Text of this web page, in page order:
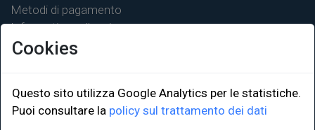
Metodi di pagamento
Informativa sulla privacy
LINK ISTITUZIONALI
Cookies
Questo sito utilizza Google Analytics per le statistiche.
Puoi consultare la policy sul trattamento dei dati